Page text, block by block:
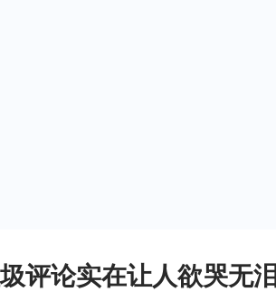
评论实在让人欲哭无泪